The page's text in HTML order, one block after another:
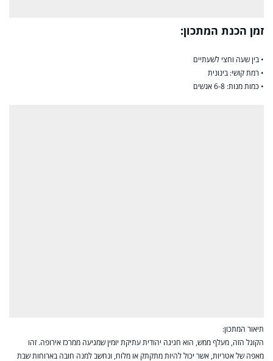
זמן הכנת המתכון:
• בין שעה וחצי לשעתיים
• רמת קושי: בינונית
• כמות מנות: 6-8 אנשים
תיאור המתכון:
הקוגל הזה, מעלף ממש, הוא חגיגה יהודית עתיקת יומין שמגיעה ממרכז אירופה. זהו
מאפה של אטריות, אשר יכול להיות מתקתק או מלוח, ונחשב למנה חובה בארוחות שבת